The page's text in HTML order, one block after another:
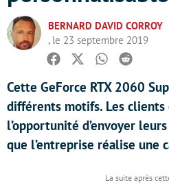
BERNARD DAVID CORROY
, le 23 septembre 2019
Facebook
TwitterWhatsapp
Reddit
Cette GeForce RTX 2060
différents motifs. Les
l’opportunité d’envoyer
que l’entreprise réalise une